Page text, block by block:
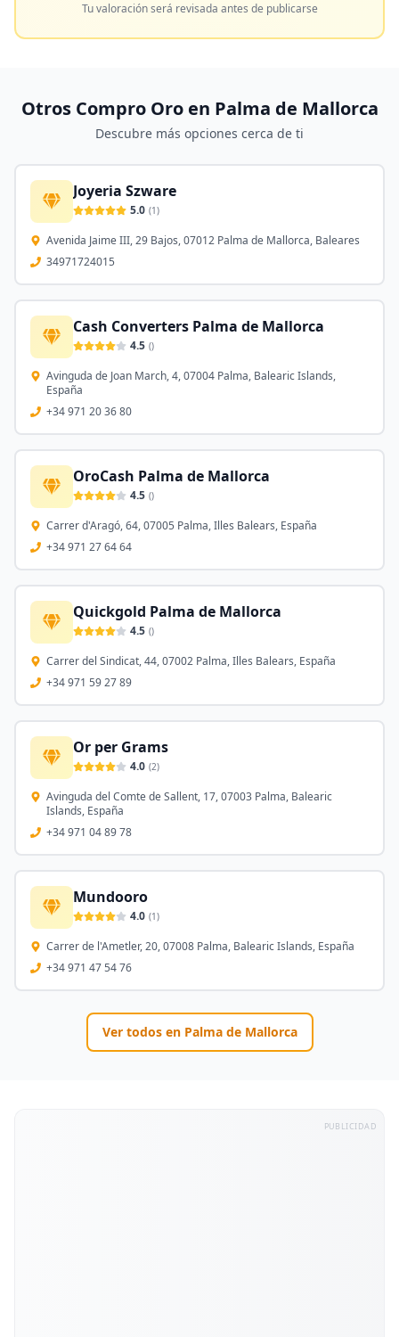
Tu valoración será revisada antes de publicarse
Otros Compro Oro en Palma de Mallorca
Descubre más opciones cerca de ti
Joyeria Szware
5.0 (1)
Avenida Jaime III, 29 Bajos, 07012 Palma de Mallorca, Baleares
34971724015
Cash Converters Palma de Mallorca
4.5 ()
Avinguda de Joan March, 4, 07004 Palma, Balearic Islands,
España
+34 971 20 36 80
OroCash Palma de Mallorca
4.5 ()
Carrer d'Aragó, 64, 07005 Palma, Illes Balears, España
+34 971 27 64 64
Quickgold Palma de Mallorca
4.5 ()
Carrer del Sindicat, 44, 07002 Palma, Illes Balears, España
+34 971 59 27 89
Or per Grams
4.0 (2)
Avinguda del Comte de Sallent, 17, 07003 Palma, Balearic
Islands, España
+34 971 04 89 78
Mundooro
4.0 (1)
Carrer de l'Ametler, 20, 07008 Palma, Balearic Islands, España
+34 971 47 54 76
Ver todos en Palma de Mallorca
PUBLICIDAD